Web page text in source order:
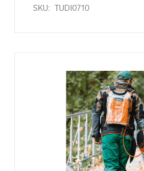
SKU: TUDI0710